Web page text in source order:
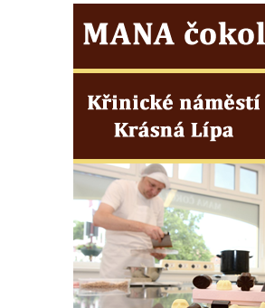
v Duchcově
kapli Panny Marie v Lahošti
Pomník obětem 2. světové války v parku v
Pomník obětem bombardování 8. 5. 1945 v
ulici U Plovárny ve Frýdlantu
Pamětní deska Rumburské vzpoury na
Základní škole Tyršova v Rumburku
Socha Nepokořený v parku Rumburské